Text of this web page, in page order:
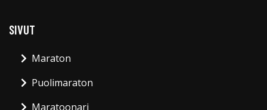
SIVUT
Maraton
Puolimaraton
Maratoonari